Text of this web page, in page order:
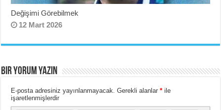
Değişimi Görebilmek
12 Mart 2026
BIR YORUM YAZIN
E-posta adresiniz yayınlanmayacak. Gerekli alanlar* ile
işaretlenmişlerdir